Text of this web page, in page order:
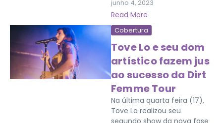
junho 4, 2023
Read More
Cobertura
Tove Lo e seu dom
artístico fazem jus
ao sucesso da Dirt
Femme Tour
Na última quarta feira (17),
Tove Lo realizou seu
segundo show da nova fase